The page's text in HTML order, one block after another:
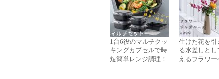
1台6役のマルチクッ
キングカプセルで時
短簡単レンジ調理！
生けた花を引
る水差しとし
えるフラワー